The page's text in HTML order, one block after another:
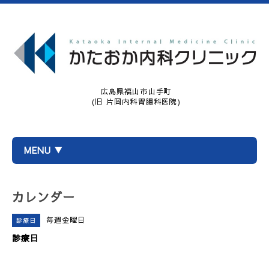
広島県福山市山手町
(旧 片岡内科胃腸科医院)
MENU ▼
カレンダー
診療日 毎週金曜日
診療日